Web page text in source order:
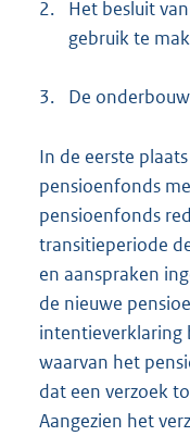
2.
Het besluit
gebruik te
3. De
In de eerste
pensioenfonds
pensioenfonds
transitieperiode
en aanspraken
de nieuwe
intentieverklaring
waarvan het
dat een verzoek
Aangezien het